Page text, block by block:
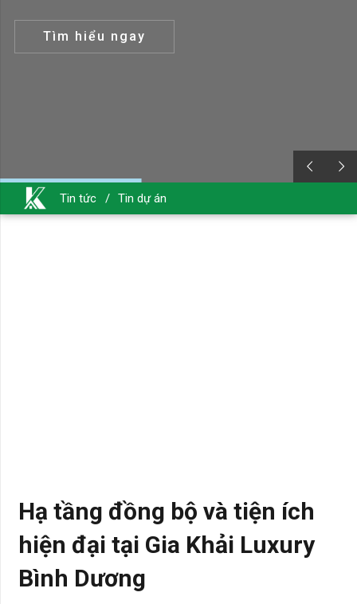
Tìm hiểu ngay
Tin tức / Tin dự án
Hạ tầng đồng bộ và tiện ích
hiện đại tại Gia Khải Luxury
Bình Dương